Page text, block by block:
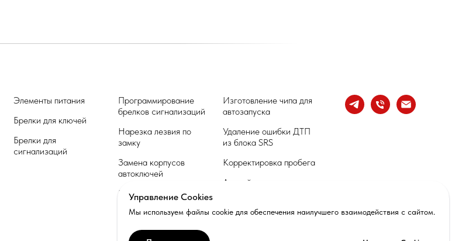
Элементы питания
Брелки для ключей
Брелки для
сигнализаций
Программирование
брелков сигнализаций
Нарезка лезвия по
замку
Замена корпусов
автоключей
Ремонт автомобильных
ключей
Изготовление чипа для
автозапуска
Удаление ошибки ДТП
из блока SRS
Корректировка пробега
Аварийное вскрытие
Компьютерная
Управление Cookies
Мы используем файлы cookie для обеспечения наилучшего взаимодействия с сайтом.